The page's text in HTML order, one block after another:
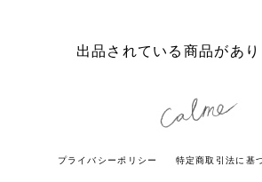
出品されている商品があり
プライバシーポリシー 特定商取引法に基